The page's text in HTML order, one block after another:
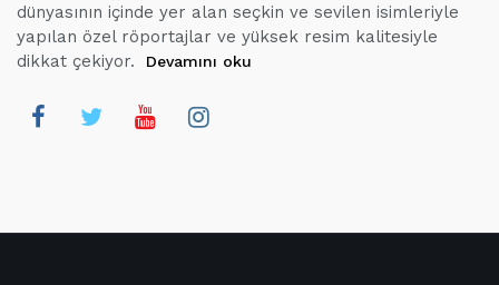
dünyasının içinde yer alan seçkin ve sevilen isimleriyle
yapılan özel röportajlar ve yüksek resim kalitesiyle
dikkat çekiyor.
Devamını oku